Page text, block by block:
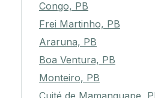
Congo, PB
Frei Martinho, PB
Araruna, PB
Boa Ventura, PB
Monteiro, PB